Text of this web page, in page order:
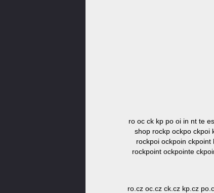
ro oc ck kp po oi in nt te
shop rockp ockpo ckpoi
rockpoi ockpoin
rockpoint ockpointe
ro.cz oc.cz ck.cz kp.cz